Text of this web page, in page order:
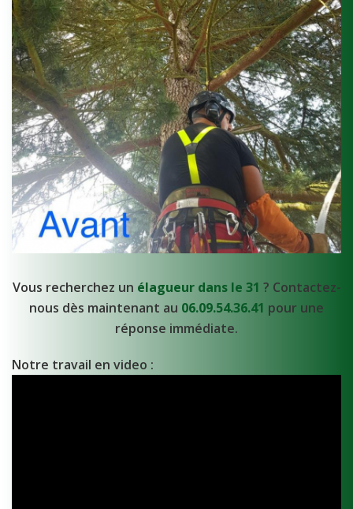
Vous recherchez un élagueur dans le 31 ? Contactez-
nous dès maintenant au 06.09.54.36.41 pour une
réponse immédiate.
Notre travail en video :